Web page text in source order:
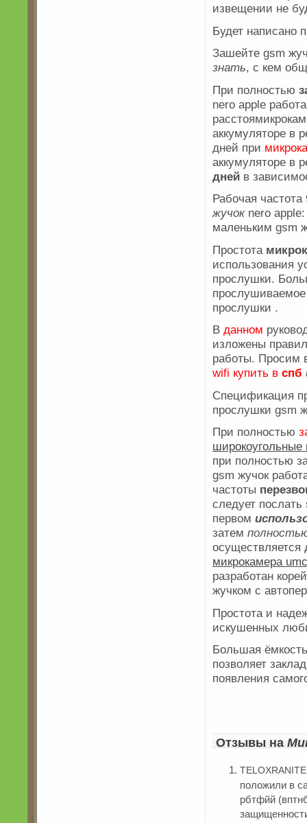
извещении не
Будет написано
Зашейте gsm
знать, с кем
При полностью
nero apple
аккумуляторе в
дней при
аккумуляторе в
дней в
Рабочая
жучокnero
маленьким gsm
Простота
использования
прослушки.
прослушки .
В данном
изложены
работы. Просим
wifi купить в спб
Спецификация
прослушки gsm
При полностью
при полностью
gsm жучок
частоты
следует
первом
затем
микрокамера
разработан
жучком с
Простота и
искушенных
Большая
позволяет
появления
Отзывы на
положили в
рбтфйй